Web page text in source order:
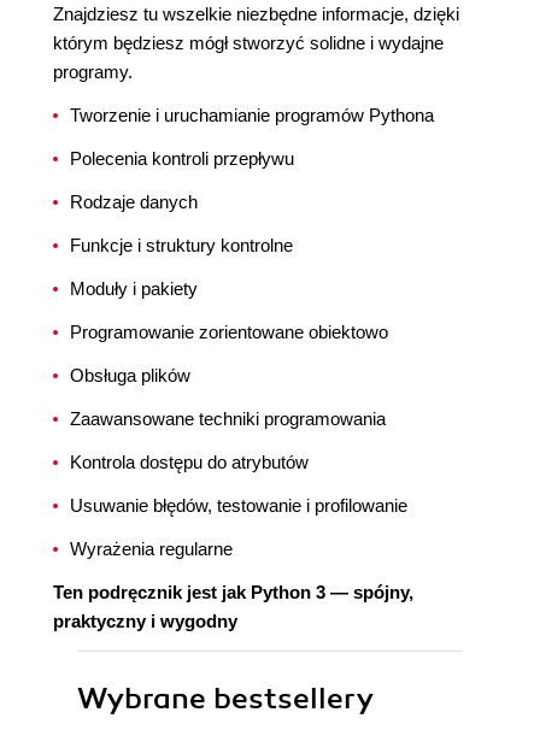
Znajdziesz tu wszelkie niezbędne informacje, dzięki
którym będziesz mógł stworzyć solidne i wydajne
programy.
Tworzenie i uruchamianie programów Pythona
Polecenia kontroli przepływu
Rodzaje danych
Funkcje i struktury kontrolne
Moduły i pakiety
Programowanie zorientowane obiektowo
Obsługa plików
Zaawansowane techniki programowania
Kontrola dostępu do atrybutów
Usuwanie błędów, testowanie i profilowanie
Wyrażenia regularne
Ten podręcznik jest jak Python 3 — spójny,
praktyczny i wygodny
Wybrane bestsellery